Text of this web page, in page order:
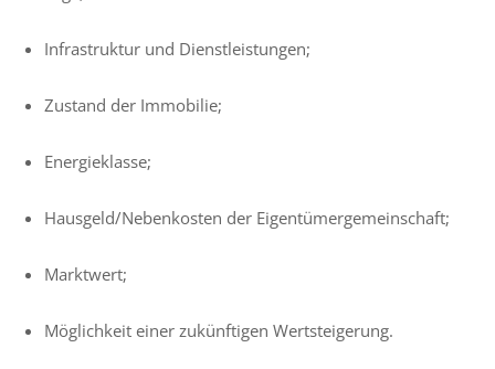
Infrastruktur und Dienstleistungen;
Zustand der Immobilie;
Energieklasse;
Hausgeld/Nebenkosten der Eigentümergemeinschaft;
Marktwert;
Möglichkeit einer zukünftigen Wertsteigerung.